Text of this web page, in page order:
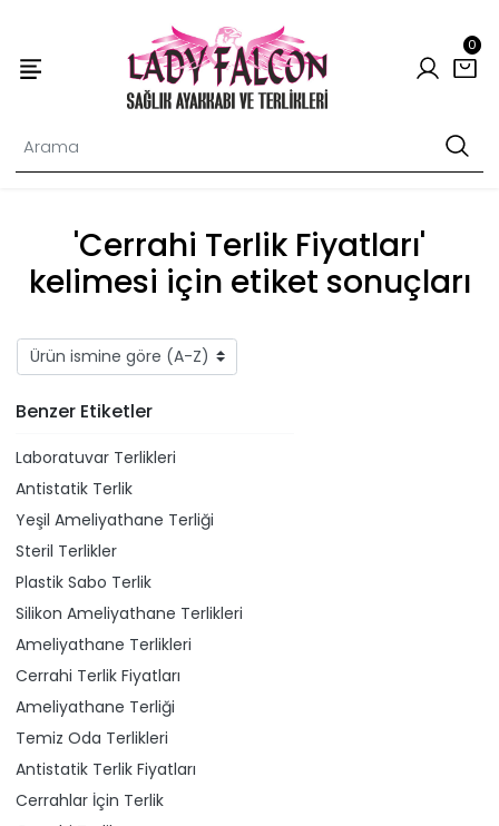
0
'Cerrahi Terlik Fiyatları'
kelimesi için etiket sonuçları
Benzer Etiketler
Laboratuvar Terlikleri
Antistatik Terlik
Yeşil Ameliyathane Terliği
Steril Terlikler
Plastik Sabo Terlik
Silikon Ameliyathane Terlikleri
Ameliyathane Terlikleri
Cerrahi Terlik Fiyatları
Ameliyathane Terliği
Temiz Oda Terlikleri
Antistatik Terlik Fiyatları
Cerrahlar İçin Terlik